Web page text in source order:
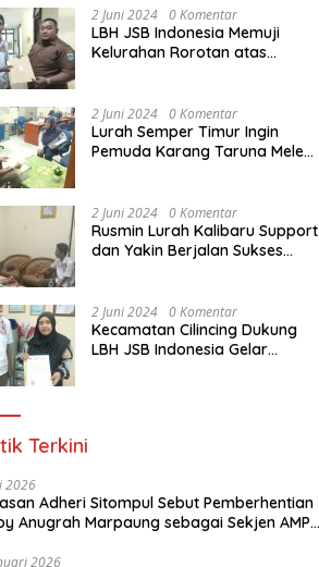
Paralegal Gratis Yang
Diadakan LBH JSB Indonesia
2 Juni 2024 0 Komentar
LBH JSB Indonesia Memuji
Kelurahan Rorotan atas
150 orang Pemuda Karang
Taruna di Jakarta Utara
2 Juni 2024 0 Komentar
Lurah Semper Timur Ingin
Pemuda Karang Taruna Melek
Diadakan LBH JSB Indonesia
2 Juni 2024 0 Komentar
Rusmin Lurah Kalibaru Support
dan Yakin Berjalan Sukses
Taruna di Jakarta Utara
2 Juni 2024 0 Komentar
Kecamatan Cilincing Dukung
LBH JSB Indonesia Gelar
Terkini
2026
Adheri Sitompul Sebut Pemberhentian
Anugrah Marpaung sebagai Sekjen AMPI
2026